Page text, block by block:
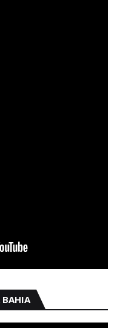
BAHIA